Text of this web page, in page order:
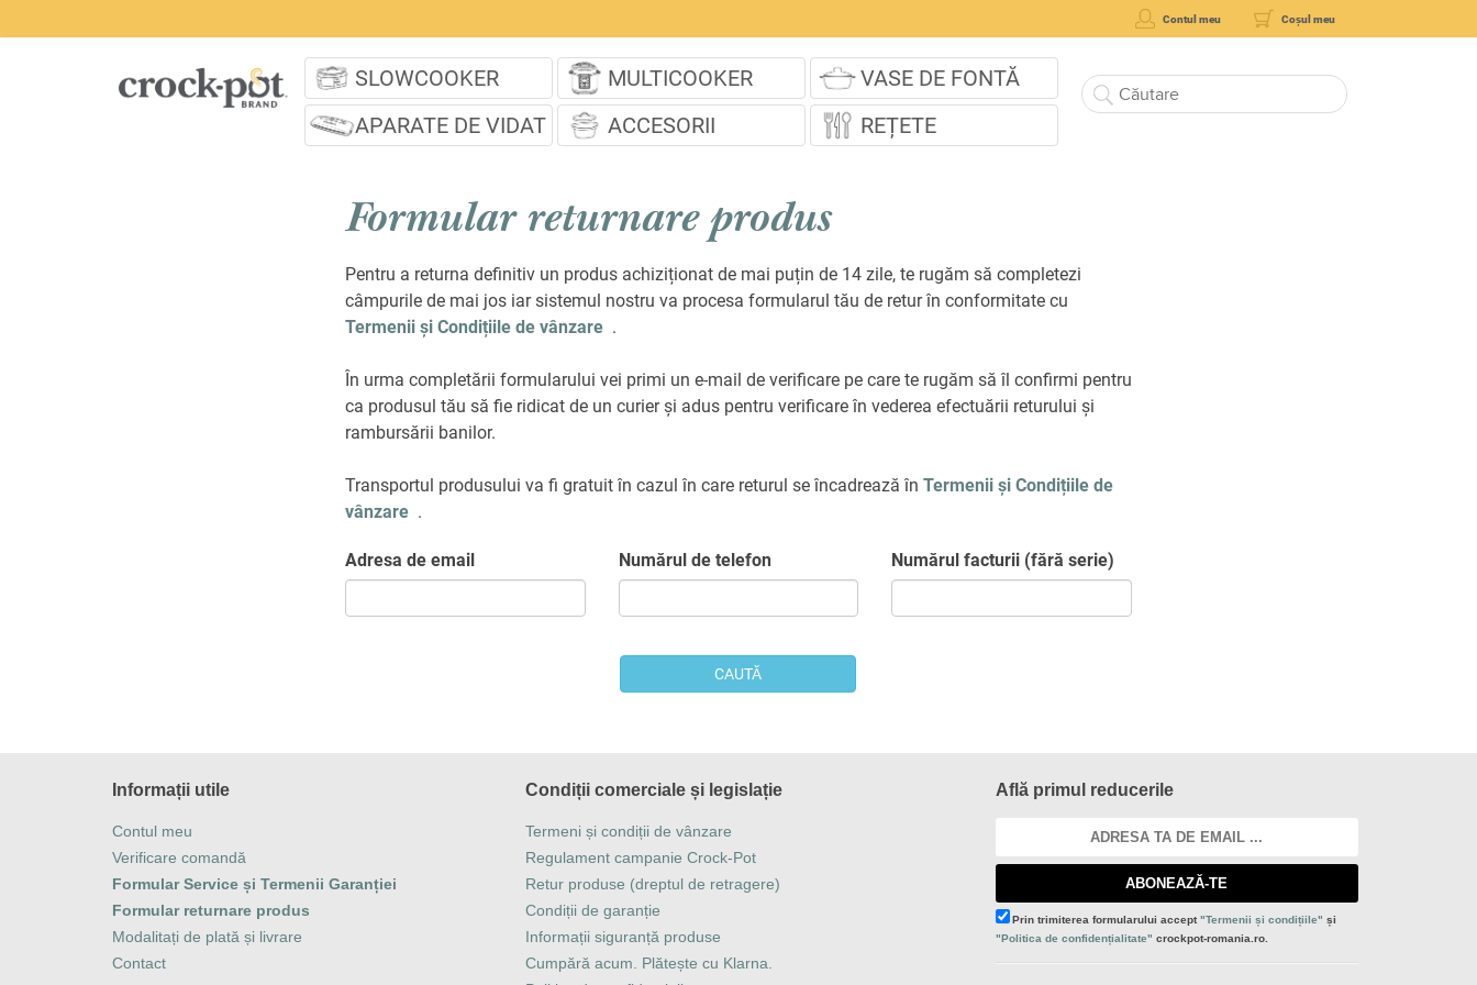
Contul meu Coșul meu
SLOWCOOKER MULTICOOKER
VASE DE FONTĂ
APARATE DE VIDAT
ACCESORII REȚETE
Formular returnare produs
Pentru a returna definitiv un produs achiziționat de mai puțin de 14 zile, te rugăm să completezi
câmpurile de mai jos iar sistemul nostru va procesa formularul tău de retur în conformitate cu
Termenii și Condițiile de vânzare .
În urma completării formularului vei primi un e-mail de verificare pe care te rugăm să îl confirmi pentru
ca produsul tău să fie ridicat de un curier și adus pentru verificare în vederea efectuării returului și
rambursării banilor.
Transportul produsului va fi gratuit în cazul în care returul se încadrează în Termenii și Condițiile de
vânzare .
Adresa de email Numărul de telefon Numărul facturii (fără serie)
CAUTĂ
Informații utile
Contul meu
Verificare comandă
Formular Service și Termenii Garanției
Formular returnare produs
Modalitați de plată și livrare
Contact
Condiții comerciale și legislație
Termeni și condiții de vânzare
Regulament campanie Crock-Pot
Retur produse (dreptul de retragere)
Condiții de garanție
Informații siguranță produse
Cumpără acum. Plătește cu Klarna.
Află primul reducerile
ABONEAZĂ-TE
Prin trimiterea formularului accept"Termenii și condițiile" și
"Politica de confidențialitate" crockpot-romania.ro.